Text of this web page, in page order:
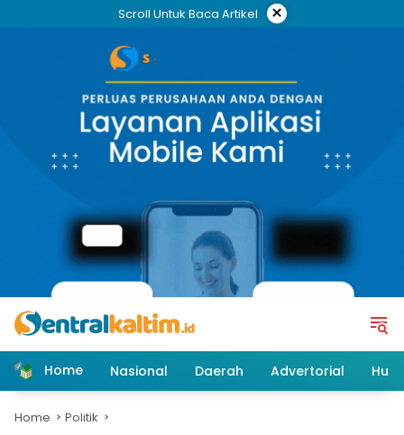
Scroll Untuk Baca Artikel ×
Home Nasional Daerah Advertorial
Home Politik